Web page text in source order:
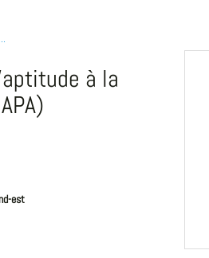
à la
est